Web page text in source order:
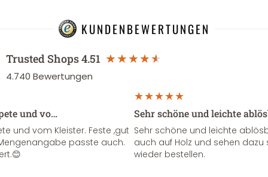
KUNDENBEWERTUNGEN
Trusted Shops4.51
4.740 Bewertungen
und vo…
und vom Kleister. Feste ,gut
passte auch.
Sehr schöne und leichte
Sehr schöne und leichte
auch auf Holz und sehen
wieder bestellen.